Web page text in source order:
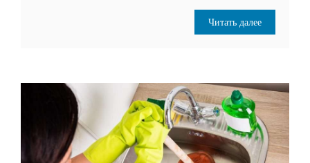
Читать далее